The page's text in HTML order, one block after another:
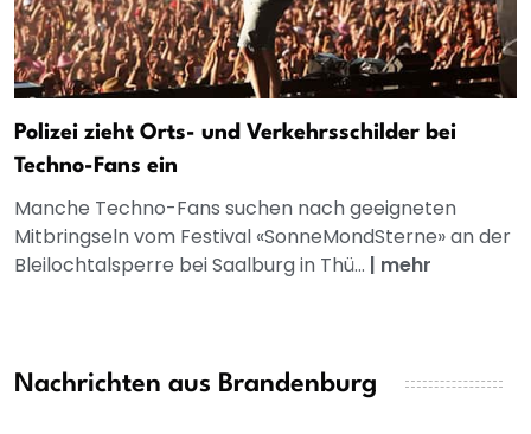
Polizei zieht Orts- und Verkehrsschilder bei
Techno-Fans ein
Manche Techno-Fans suchen nach geeigneten
Mitbringseln vom Festival «SonneMondSterne» an der
Bleilochtalsperre bei Saalburg in Thü... | mehr
Nachrichten aus Brandenburg